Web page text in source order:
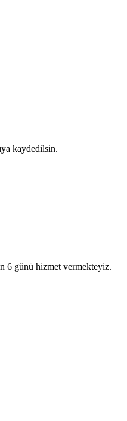
kaydedilsin.
6 günü hizmet vermekteyiz.